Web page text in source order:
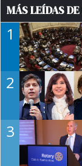
MÁS LEÍDAS
1
2
3